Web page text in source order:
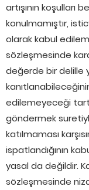
artışının koşulları
konulmamıştır,
olarak kabul
sözleşmesinde
değerde bir delille
edilemeyeceği
göndermek
katılmaması
ispatlandığının
yasal da değildir.
sözleşmesinde